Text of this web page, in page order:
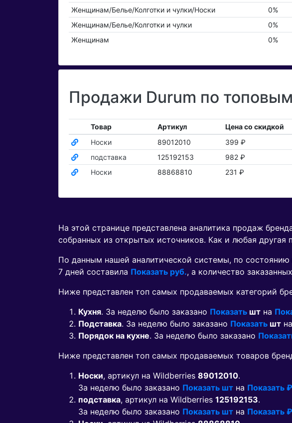
Женщинам/Белье/Колготки и чулки/Носки
0%
Женщинам/Белье/Колготки и чулки
0%
Женщинам
0%
Продажи Durum по
Товар Артикул Цена со скидкой
Носки
89012010 399 ₽
подставка
125192153 982 ₽
Носки
88868810 231 ₽
На этой странице представлена аналитика продаж
собранных из открытых источников. Как и любая
По данным нашей аналитической системы, по состоянию
7 дней составила Показать руб., а количество
Ниже представлен топ самых продаваемых категорий
Кухня. За неделю было заказано Показать шт на
Подставка. За неделю было заказано Показать шт на
Порядок на кухне. За неделю было заказано
Ниже представлен топ самых продаваемых товаров
Носки, артикул на Wildberries 89012010.
За неделю было заказано Показать шт на Показать ₽
подставка, артикул на Wildberries 125192153.
За неделю было заказано Показать шт на Показать ₽